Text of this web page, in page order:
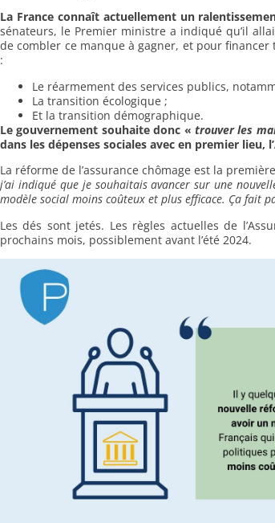
La France connaît actuellement un
sénateurs, le Premier ministre a indiqué qu’il
de combler ce manque à gagner, et pour
:
Le réarmement des services publics,
La transition écologique ;
Et la transition démographique.
Le gouvernement souhaite donc « trouver les
dans les dépenses sociales avec en premier lieu,
La réforme de l’assurance chômage est la
j’ai indiqué que je souhaitais avancer sur une
modèle social moins coûteux et plus efficace. Ça fait
Les dés sont jetés. Les règles actuelles de
prochains mois, possiblement avant l’été 2024.